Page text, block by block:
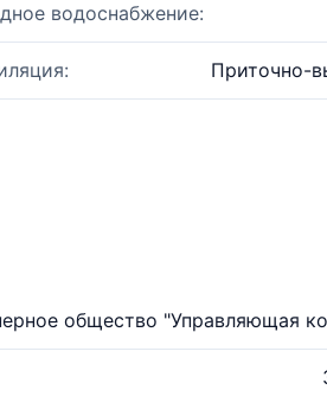
водоснабжение:
Приточно-
общество "Управляющая